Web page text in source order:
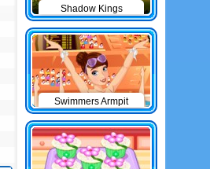
Shadow Kings
Swimmers Armpit